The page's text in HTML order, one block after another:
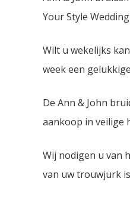
Your Style
Wilt u wekelijks
week een
De Ann & John
aankoop in veilige
Wij nodigen u van
van uw trouwjurk